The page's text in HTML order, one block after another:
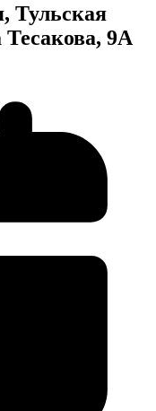
Тульская
Тесакова, 9А